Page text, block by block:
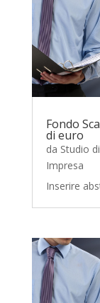
Fondo
di euro
da Studio
Impresa
Inserire